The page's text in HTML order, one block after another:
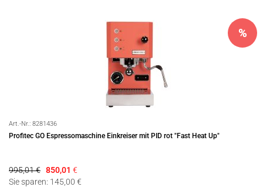
Art.-Nr.: 8281436
Profitec GO Espressomaschine Einkreiser mit PID rot "Fast Heat Up"
%
995,01 € 850,01 €
Sie sparen: 145,00 €